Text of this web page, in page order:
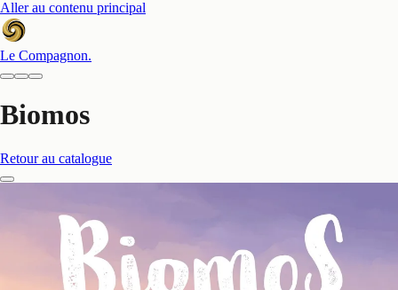
Aller au contenu principal
Le Compagnon.
Biomos
Retour au catalogue